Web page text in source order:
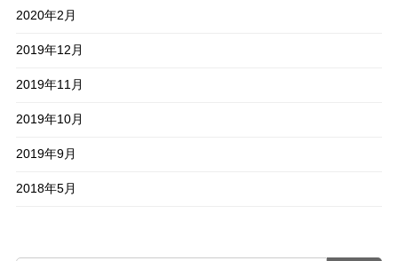
2020年2月
2019年12月
2019年11月
2019年10月
2019年9月
2018年5月